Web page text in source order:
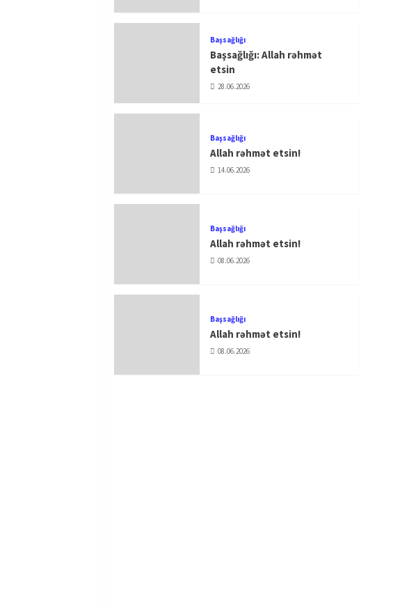
Başsağlığı
Başsağlığı: Allah rəhmət
etsin
28.06.2026
Başsağlığı
Allah rəhmət etsin!
14.06.2026
Başsağlığı
Allah rəhmət etsin!
08.06.2026
Başsağlığı
Allah rəhmət etsin!
08.06.2026